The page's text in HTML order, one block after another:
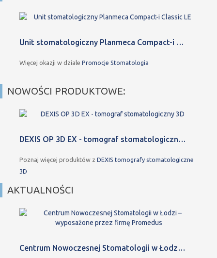
Unit stomatologiczny Planmeca Compact-i …
Więcej okazji w dziale Promocje Stomatologia
NOWOŚCI PRODUKTOWE:
DEXIS OP 3D EX - tomograf stomatologiczn…
Poznaj więcej produktów z DEXIS tomografy stomatologiczne
3D
AKTUALNOŚCI
Centrum Nowoczesnej Stomatologii w Łodz…